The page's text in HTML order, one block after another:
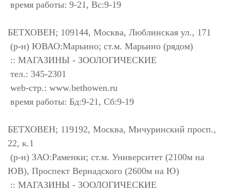
время работы: 9-21, Вс:9-19
БЕТХОВЕН; 109144, Москва, Люблинская ул., 171
(р-н) ЮВАО:Марьино; ст.м. Марьино (рядом)
:: МАГАЗИНЫ - ЗООЛОГИЧЕСКИЕ
тел.: 345-2301
web-стр.: www.bethowen.ru
время работы: Бд:9-21, Сб:9-19
БЕТХОВЕН; 119192, Москва, Мичуринский просп.,
22, к.1
(р-н) ЗАО:Раменки; ст.м. Университет (2100м на
ЮВ), Проспект Вернадского (2600м на Ю)
:: МАГАЗИНЫ - ЗООЛОГИЧЕСКИЕ